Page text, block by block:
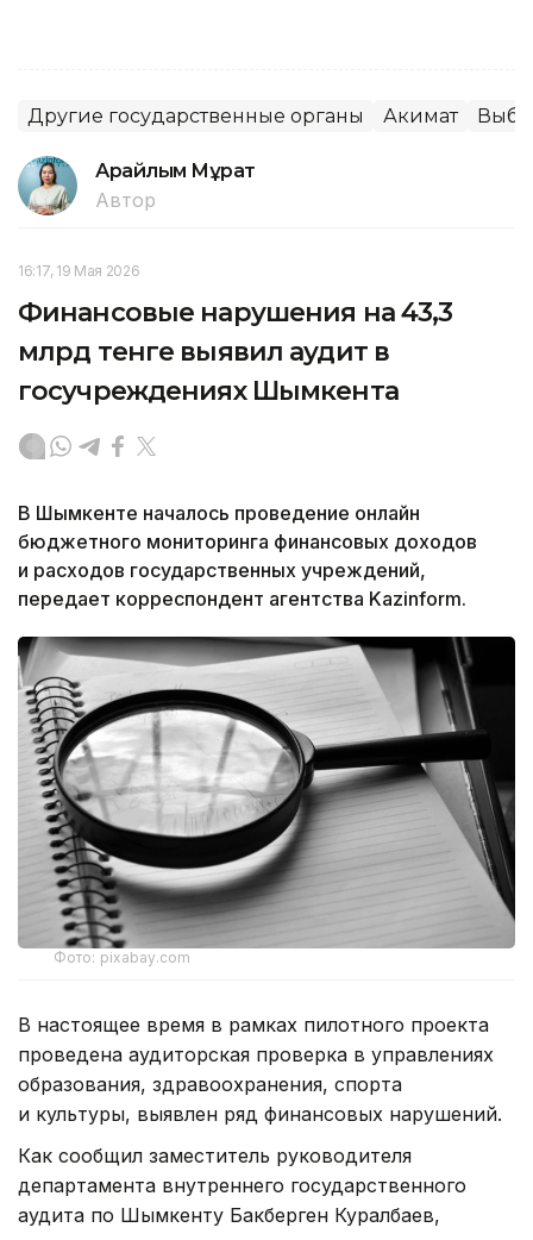
Другие государственные органы Акимат
Арайлым Мұрат
Автор
16:17, 19 Мая 2026
Финансовые нарушения на 43,3
млрд тенге выявил аудит в
госучреждениях Шымкента
В Шымкенте началось проведение онлайн
бюджетного мониторинга финансовых доходов
и расходов государственных учреждений,
передает корреспондент агентства Kazinform.
Фото: pixabay.com
В настоящее время в рамках пилотного проекта
проведена аудиторская проверка в управлениях
образования, здравоохранения, спорта
и культуры, выявлен ряд финансовых нарушений.
Как сообщил заместитель руководителя
департамента внутреннего государственного
аудита по Шымкенту Бакберген Куралбаев,